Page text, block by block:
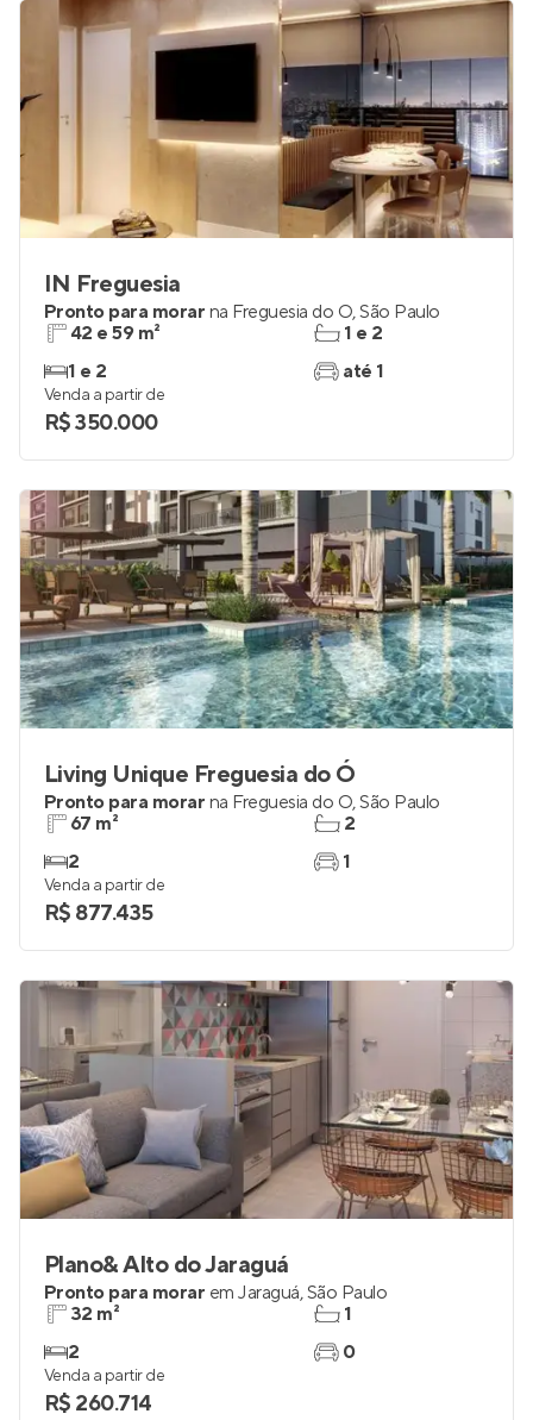
IN Freguesia
Pronto para morar na Freguesia do Ó,São Paulo
42 e 59 m²
1 e 2
1 e 2
até 1
Venda a partir de
R$ 350.000
Living Unique Freguesia do Ó
Pronto para morar na Freguesia do Ó,São Paulo
67 m²
2
2
1
Venda a partir de
R$ 877.435
Plano& Alto do Jaraguá
Pronto para morar em Jaraguá,São Paulo
32 m²
2
1
0
Venda a partir de
R$ 260.714